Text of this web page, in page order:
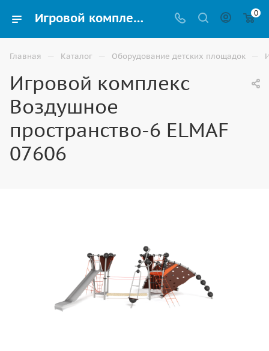
Игровой комплекс Воздушное пространство-6 ELMAF 07606 купить для улицы в Ставрополе 0
Главная — Каталог — Оборудование детских площадок —
Игровой комплекс
Воздушное
пространство-6 ELMAF
07606